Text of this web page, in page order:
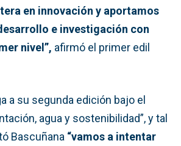
en innovación y aportamos
e investigación con
nivel”, afirmó el primer edil
a su segunda edición bajo el
agua y sostenibilidad”, y tal
Bascuñana “vamos a intentar